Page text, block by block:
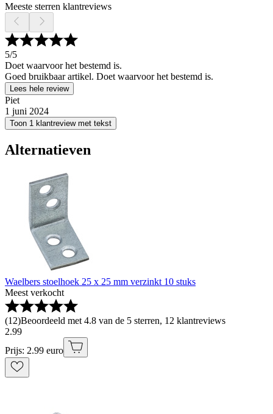
Meeste sterren klantreviews
5/5
Doet waarvoor het bestemd is.
Goed bruikbaar artikel. Doet waarvoor het bestemd is.
Lees hele review
Piet
1 juni 2024
Toon 1 klantreview met tekst
Alternatieven
Waelbers stoelhoek 25 x 25 mm verzinkt 10 stuks
Meest verkocht
(12)Beoordeeld met 4.8 van de 5 sterren, 12 klantreviews
2.99
Prijs: 2.99 euro